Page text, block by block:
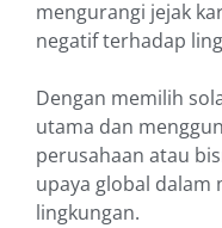
mengurangi jejak
negatif terhadap
Dengan memilih
utama dan
perusahaan atau
upaya global dalam
lingkungan.